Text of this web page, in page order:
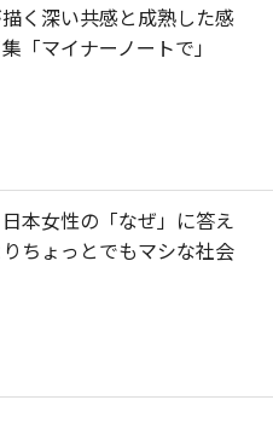
く深い共感と成熟した感
「マイナーノートで」
本女性の「なぜ」に答え
ちょっとでもマシな社会